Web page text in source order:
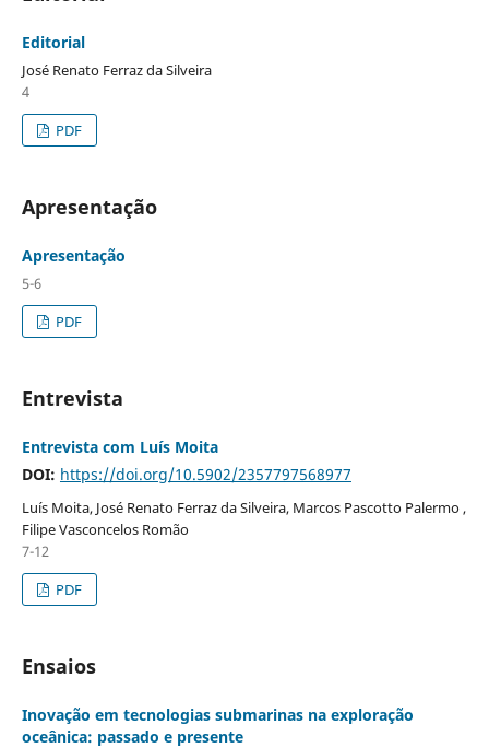
Editorial
José Renato Ferraz da Silveira
4
PDF
Apresentação
Apresentação
5-6
PDF
Entrevista
Entrevista com Luís Moita
DOI: https://doi.org/10.5902/2357797568977
Luís Moita, José Renato Ferraz da Silveira, Marcos Pascotto Palermo ,
Filipe Vasconcelos Romão
7-12
PDF
Ensaios
Inovação em tecnologias submarinas na exploração
oceânica: passado e presente